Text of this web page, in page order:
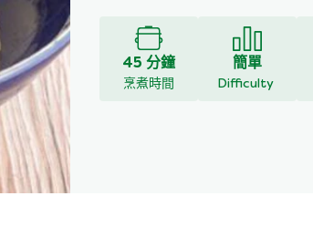
45 分鐘
烹煮時間
簡單
Difficulty